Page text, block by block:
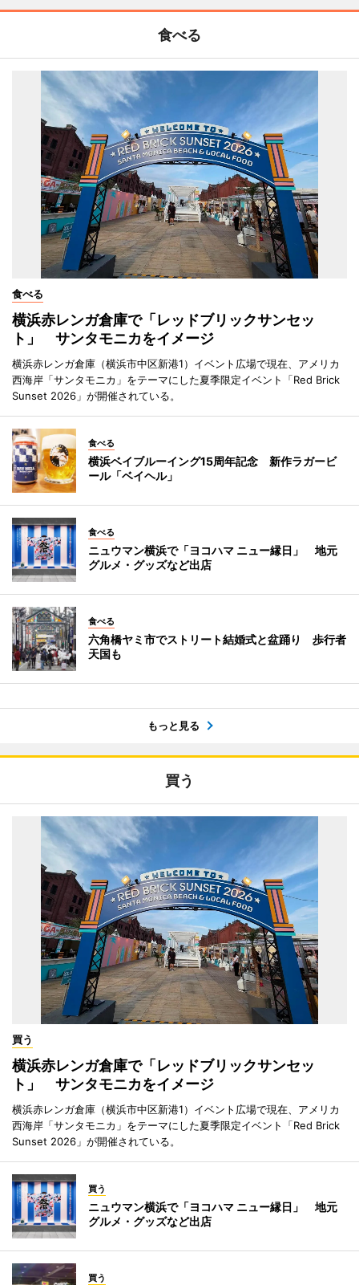
食べる
食べる
横浜赤レンガ倉庫で「レッドブリックサンセッ
ト」 サンタモニカをイメージ
横浜赤レンガ倉庫（横浜市中区新港1）イベント広場で現在、アメリカ
西海岸「サンタモニカ」をテーマにした夏季限定イベント「Red Brick
Sunset 2026」が開催されている。
食べる
横浜ベイブルーイング15周年記念 新作ラガービ
ール「ベイヘル」
食べる
ニュウマン横浜で「ヨコハマ ニュー縁日」 地元
グルメ・グッズなど出店
食べる
六角橋ヤミ市でストリート結婚式と盆踊り 歩行者
天国も
もっと見る
買う
買う
横浜赤レンガ倉庫で「レッドブリックサンセッ
ト」 サンタモニカをイメージ
横浜赤レンガ倉庫（横浜市中区新港1）イベント広場で現在、アメリカ
西海岸「サンタモニカ」をテーマにした夏季限定イベント「Red Brick
Sunset 2026」が開催されている。
買う
ニュウマン横浜で「ヨコハマ ニュー縁日」 地元
グルメ・グッズなど出店
買う